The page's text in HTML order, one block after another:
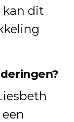
kan dit